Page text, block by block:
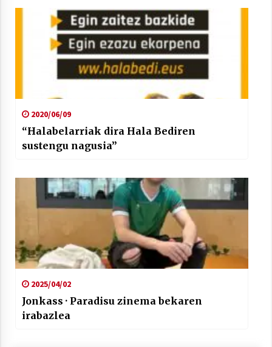
2020/06/09
“Halabelarriak dira Hala Bediren
sustengu nagusia”
2025/04/02
Jonkass · Paradisu zinema bekaren
irabazlea